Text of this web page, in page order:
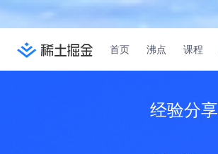
首页 沸点 课程
经验分享